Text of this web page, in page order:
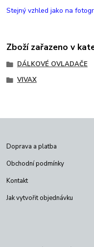
Stejný vzhled jako na
Zboží zařazeno v
DÁLKOVÉ OVLADAČE
VIVAX
Doprava a platba
Obchodní podmínky
Kontakt
Jak vytvořit objednávku